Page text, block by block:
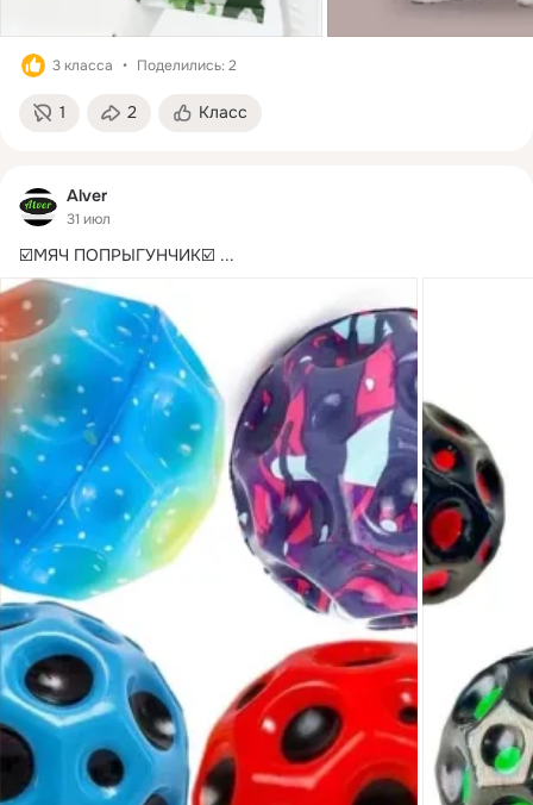
3 класса Поделились: 2
1 2 Класс
Alver
31 июл
☑️МЯЧ ПОПРЫГУНЧИК☑️ ...